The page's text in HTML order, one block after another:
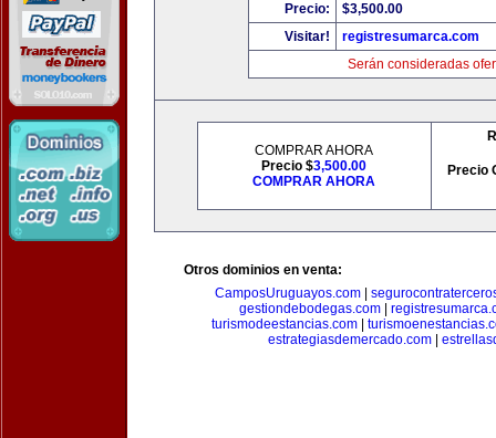
Precio:
$3,500.00
Visitar!
registresumarca.com
Serán consideradas
COMPRAR AHORA
Precio $3,500.00
COMPRAR AHORA
Precio
Otros dominios en venta:
CamposUruguayos.com|
gestiondebodegas.com|
turismodeestancias.com
estrategiasdemercado.com